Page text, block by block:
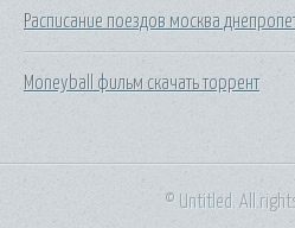
Расписание поездов москва
Moneyball фильм скачать торрент
© Untitled. All